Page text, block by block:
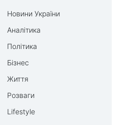
Новини України
Аналітика
Політика
Бізнес
Життя
Розваги
Lifestyle